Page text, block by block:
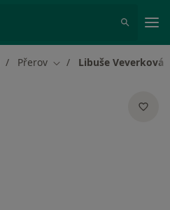
Přerov Změna města
Libuše Veverková